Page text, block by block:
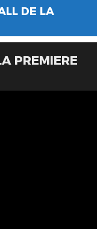
DE LA
PREMIERE